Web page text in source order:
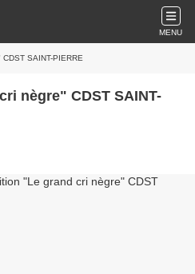
MENU
SAINT-PIERRE
nègre" CDST SAINT-